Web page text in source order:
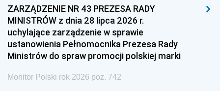
ZARZĄDZENIE NR 43 PREZESA RADY
MINISTRÓW z dnia 28 lipca 2026 r.
uchylające zarządzenie w sprawie
ustanowienia Pełnomocnika Prezesa Rady
Ministrów do spraw promocji polskiej marki
Monitor Polski rok 2026 poz. 742